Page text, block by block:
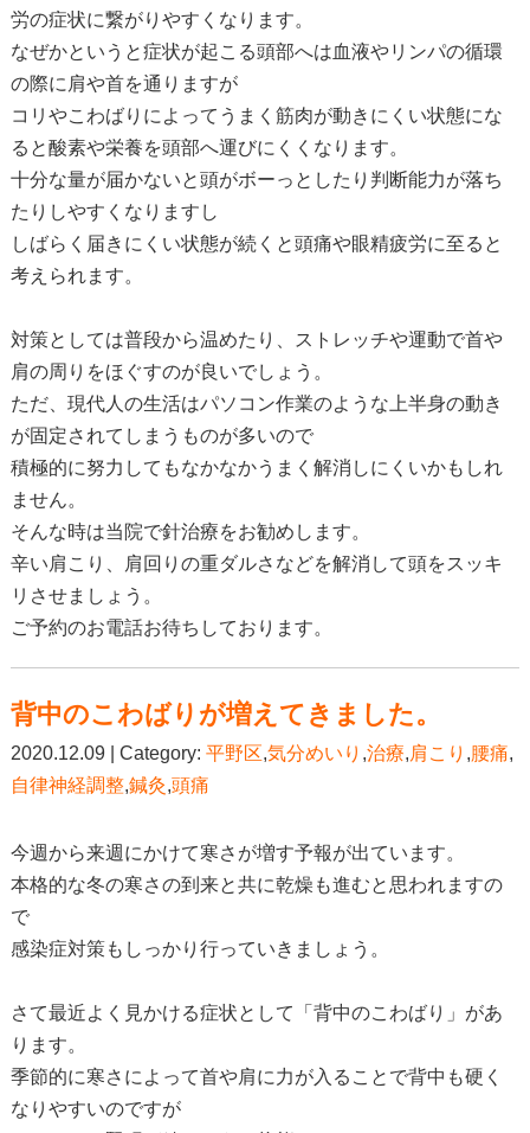
労の症状に繋がりやすくなります。
なぜかというと症状が起こる頭部へは血液やリンパの循環
の際に肩や首を通りますが
コリやこわばりによってうまく筋肉が動きにくい状態にな
ると酸素や栄養を頭部へ運びにくくなります。
十分な量が届かないと頭がボーっとしたり判断能力が落ち
たりしやすくなりますし
しばらく届きにくい状態が続くと頭痛や眼精疲労に至ると
考えられます。
対策としては普段から温めたり、ストレッチや運動で首や
肩の周りをほぐすのが良いでしょう。
ただ、現代人の生活はパソコン作業のような上半身の動き
が固定されてしまうものが多いので
積極的に努力してもなかなかうまく解消しにくいかもしれ
ません。
そんな時は当院で針治療をお勧めします。
辛い肩こり、肩回りの重ダルさなどを解消して頭をスッキ
リさせましょう。
ご予約のお電話お待ちしております。
背中のこわばりが増えてきました。
2020.12.09 | Category: 平野区,気分めいり ,治療,肩こり ,腰痛,
自律神経調整,鍼灸,頭痛
今週から来週にかけて寒さが増す予報が出ています。
本格的な冬の寒さの到来と共に乾燥も進むと思われますの
で
感染症対策もしっかり行っていきましょう。
さて最近よく見かける症状として「背中のこわばり」があ
ります。
季節的に寒さによって首や肩に力が入ることで背中も硬く
なりやすいのですが